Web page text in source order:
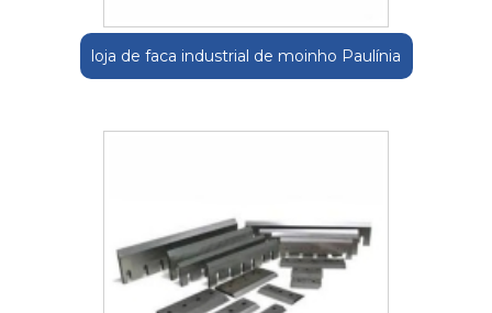
loja de faca industrial de moinho Paulínia